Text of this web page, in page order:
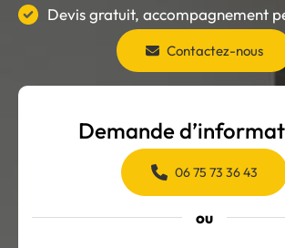
Devis gratuit, accompagnement
Contactez-nous
Demande
06 75 73 36 43
ou